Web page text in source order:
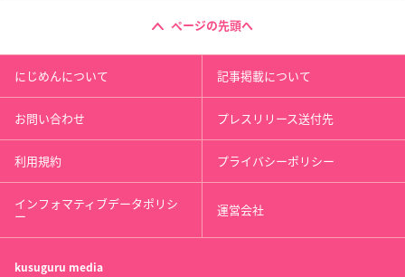
ページの先頭へ
にじめんについて 記事掲載について
お問い合わせ プレスリリース送付先
利用規約 プライバシーポリシー
インフォマティブデータポリシ
ー 運営会社
kusuguru media